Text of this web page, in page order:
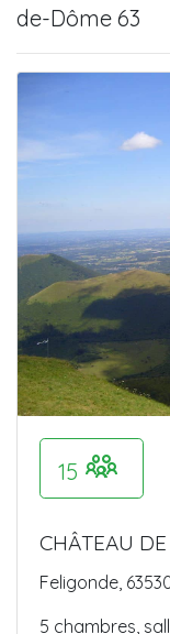
de-Dôme 63
15
CHÂTEAU
Feligonde,
5 chambres,